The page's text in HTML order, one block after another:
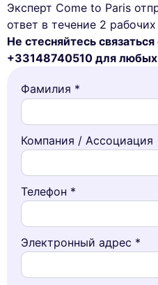
Эксперт Come to Paris
ответ в течение 2
Не стесняйтесь
+33148740510 для любых
Фамилия *
Компания / Ассоциация
Телефон *
Электронный адрес *